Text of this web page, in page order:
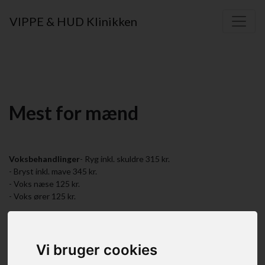
Vi bruger cookies
VIPPE & HUD Klinikken
Mest for mænd
Voksbehandlinger- Ryg inkl. skuldre 315 kr.
- Bryst inkl. mave 345 kr.
- Voks næse 125 kr.
- Voks ører 125 kr.
Målrettet til manden, der samtidig ønsker en super wellness